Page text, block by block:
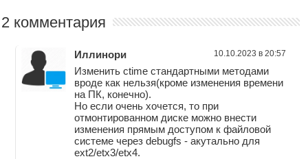
2 комментария
Иллинори 10.10.2023 в 20:57
Изменить ctime стандартными методами
вроде как нельзя(кроме изменения времени
на ПК, конечно).
Но если очень хочется, то при
отмонтированном диске можно внести
изменения прямым доступом к файловой
системе через debugfs - акутально для
ext2/etx3/etx4.